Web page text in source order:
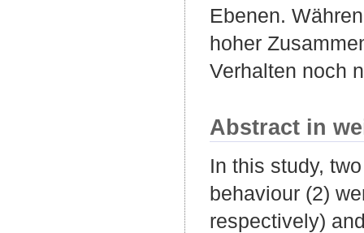
Ebenen.
hoher
Verhalten noch
Abstract in
In this study,
behaviour (2)
respectively)